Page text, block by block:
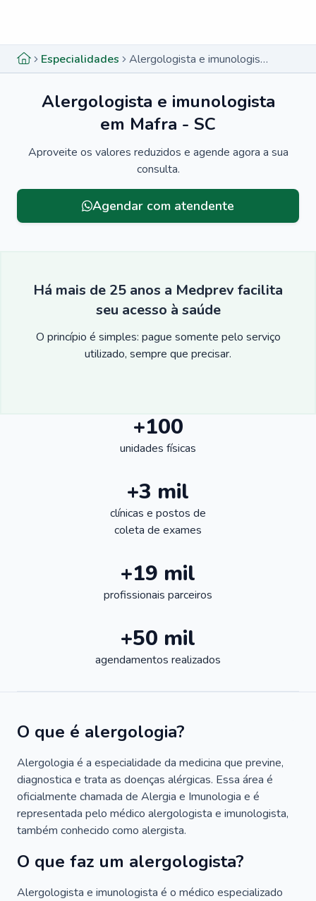
Especialidades Alergologista e imunologista em Mafra - SC
Alergologista e imunologista
em Mafra - SC
Aproveite os valores reduzidos e agende agora a sua
consulta.
Agendar com atendente
Há mais de 25 anos a Medprev facilita
seu acesso à saúde
O princípio é simples: pague somente pelo serviço
utilizado, sempre que precisar.
+100
unidades físicas
+3 mil
clínicas e postos de
coleta de exames
+19 mil
profissionais parceiros
+50 mil
agendamentos realizados
O que é alergologia?
Alergologia é a especialidade da medicina que previne,
diagnostica e trata as doenças alérgicas. Essa área é
oficialmente chamada de Alergia e Imunologia e é
representada pelo médico alergologista e imunologista,
também conhecido como alergista.
O que faz um alergologista?
Alergologista e imunologista é o médico especializado